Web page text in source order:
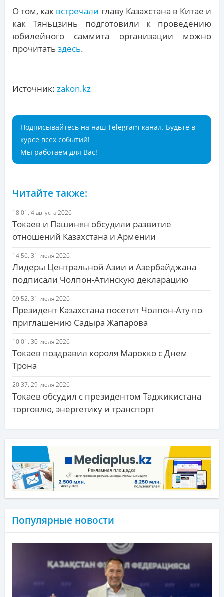
О том, как встречали главу Казахстана в Китае и
как Тяньцзинь подготовили к проведению
юбилейного саммита организации можно
прочитать здесь.
Источник: zakon.kz
Подписывайтесь на наш Telegram-канал. Будьте в
курсе всех событий!
Мы работаем для Вас!
Читайте также:
18:01, 4 августа 2026
Токаев и Пашинян обсудили развитие
отношений Казахстана и Армении
14:56, 31 июля 2026
Лидеры Центральной Азии и Азербайджана
подписали Чолпон-Атинскую декларацию
09:52, 31 июля 2026
Президент Казахстана посетит Чолпон-Ату по
приглашению Садыра Жапарова
10:01, 30 июля 2026
Токаев поздравил короля Марокко с Днем
Трона
20:37, 29 июля 2026
Токаев обсудил с президентом Таджикистана
торговлю, энергетику и транспорт
Популярные новости